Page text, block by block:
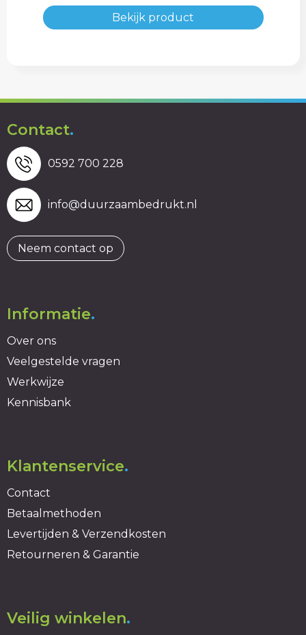
Bekijk product
Contact.
0592 700 228
info@duurzaambedrukt.nl
Neem contact op
Informatie.
Over ons
Veelgestelde vragen
Werkwijze
Kennisbank
Klantenservice.
Contact
Betaalmethoden
Levertijden & Verzendkosten
Retourneren & Garantie
Veilig winkelen.